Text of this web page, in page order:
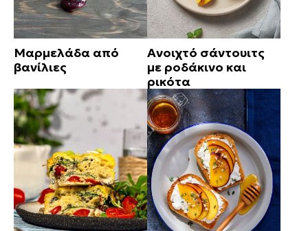
Μαρμελάδα από
βανίλιες
Ανοιχτό σάντουιτς
με ροδάκινο και
ρικότα